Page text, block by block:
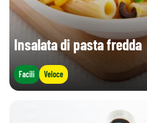
Insalata di pasta fredda
Facili Veloce